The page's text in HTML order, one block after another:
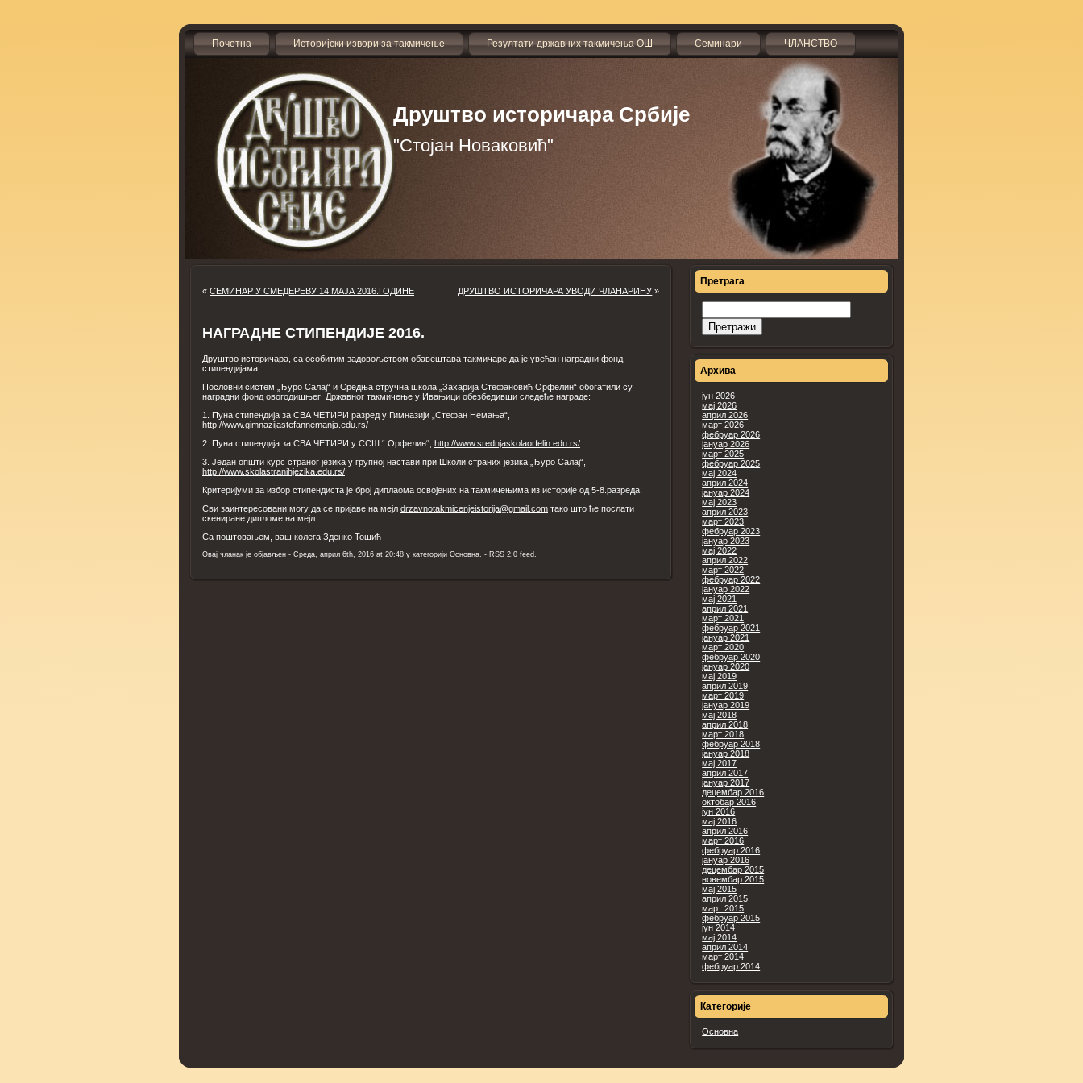
Почетна Историјски извори за такмичење Резултати државних такмичења ОШ Семинари ЧЛАНСТВО
Друштво историчара Србије
"Стојан Новаковић"
Претрага
Претрага
Архива
јун 2026
мај 2026
април 2026
март 2026
фебруар 2026
јануар 2026
март 2025
фебруар 2025
мај 2024
април 2024
јануар 2024
мај 2023
април 2023
март 2023
фебруар 2023
јануар 2023
мај 2022
април 2022
март 2022
фебруар 2022
јануар 2022
мај 2021
април 2021
март 2021
фебруар 2021
јануар 2021
март 2020
фебруар 2020
јануар 2020
мај 2019
април 2019
март 2019
јануар 2019
мај 2018
април 2018
март 2018
фебруар 2018
јануар 2018
мај 2017
април 2017
јануар 2017
децембар 2016
октобар 2016
јун 2016
мај 2016
април 2016
март 2016
фебруар 2016
јануар 2016
децембар 2015
новембар 2015
мај 2015
април 2015
март 2015
фебруар 2015
јун 2014
мај 2014
април 2014
март 2014
фебруар 2014
Категорије
Основна
« СЕМИНАР У СМЕДЕРЕВУ 14.МАЈА 2016.ГОДИНЕ ДРУШТВО ИСТОРИЧАРА УВОДИ ЧЛАНАРИНУ »
НАГРАДНЕ СТИПЕНДИЈЕ 2016.
Друштво историчара, са особитим задовољством обавештава такмичаре да је увећан наградни фонд
стипендијама.
Пословни систем „Ђуро Салај“ и Средња стручна школа „Захарија Стефановић Орфелин“ обогатили су
наградни фонд овогодишњег Државног такмичење у Ивањици обезбедивши следеће награде:
1. Пуна стипендија за СВА ЧЕТИРИ разред у Гимназији „Стефан Немања“,
http://www.gimnazijastefannemanja.edu.rs/
2. Пуна стипендија за СВА ЧЕТИРИ у ССШ “ Орфелин“, http://www.srednjaskolaorfelin.edu.rs/
3. Један општи курс страног језика у групној настави при Школи страних језика „Ђуро Салај“,
http://www.skolastranihjezika.edu.rs/
Критеријуми за избор стипендиста је број диплаома освојених на такмичењима из историје од 5-8.разреда.
Сви заинтересовани могу да се пријаве на мејл drzavnotakmicenjeistorija@gmail.com тако што ће послати
скениране дипломе на мејл.
Са поштовањем, ваш колега Зденко Тошић
Овај чланак је објављен - Cреда, април 6th, 2016 at 20:48 у категорији Основна . - RSS 2.0 feed.